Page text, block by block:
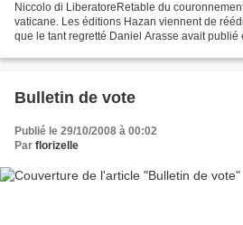
Niccolo di LiberatoreRetable du
vaticane. Les éditions Hazan viennent de
que le tant regretté Daniel Arasse avait publié
Bulletin de vote
Publié le 29/10/2008 à 00:02
Par florizelle